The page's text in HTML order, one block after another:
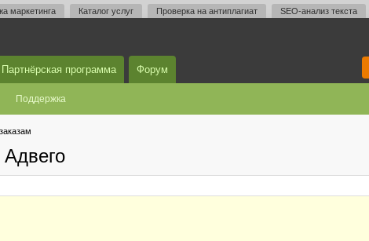
маркетинга Каталог услуг Проверка на антиплагиат SEO-анализ текста
Партнёрская программа Форум
Поддержка